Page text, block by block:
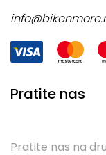
Pratite nas
Pratite nas na